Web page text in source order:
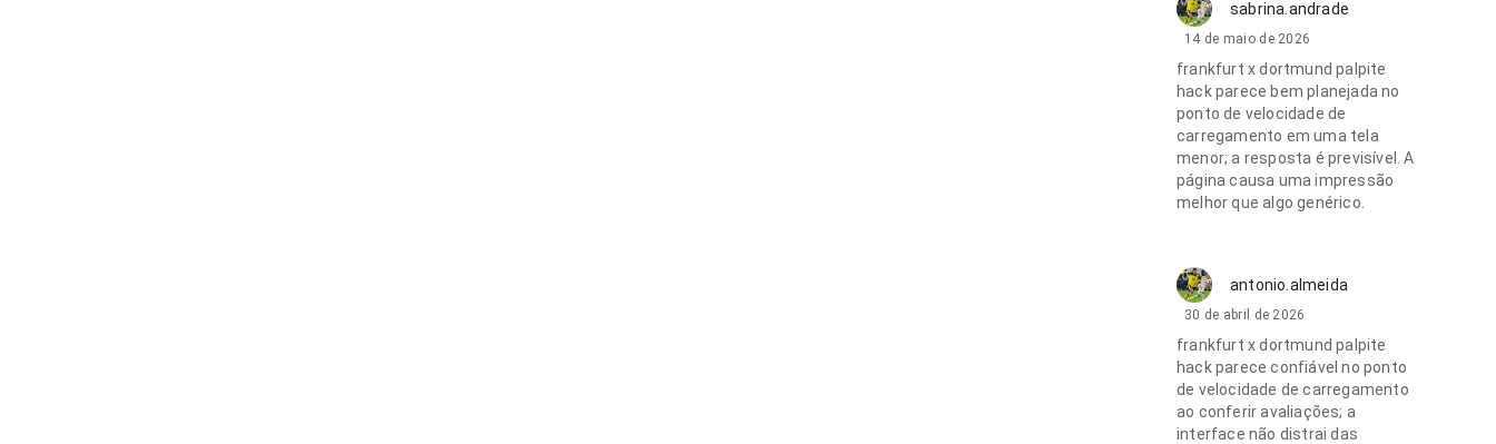
sabrina.andrade
14 de maio de 2026
frankfurt x dortmund palpite
hack parece bem planejada no
ponto de velocidade de
carregamento em uma tela
menor; a resposta é previsível. A
página causa uma impressão
melhor que algo genérico.
antonio.almeida
30 de abril de 2026
frankfurt x dortmund palpite
hack parece confiável no ponto
de velocidade de carregamento
ao conferir avaliações; a
interface não distrai das